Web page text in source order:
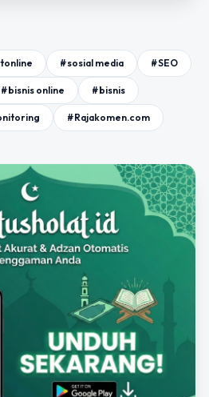
#sosial media #SEO
#bisnis online #bisnis
#Rajakomen.com